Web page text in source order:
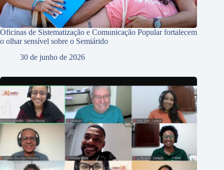
Oficinas de Sistematização e Comunicação Popular fortalecem
o olhar sensível sobre o Semiárido
30 de junho de 2026